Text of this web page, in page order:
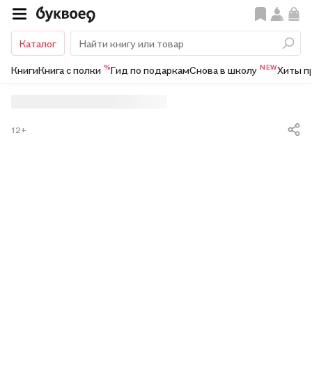
Каталог
КнигиКнига с полки %Гид по подаркамСнова в школу NEWХиты
12+